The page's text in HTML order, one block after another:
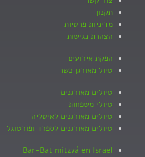
תקנון
מדיניות פרטיות
הצהרת נגישות
הפקת אירועים
טיול מאורגן כשר
טיולים מאורגנים
טיולי משפחות
טיולים מאורגנים לאיטליה
טיולים מאורגנים לספרד ופורטוגל
Bar-Bat mitzvá en Israel